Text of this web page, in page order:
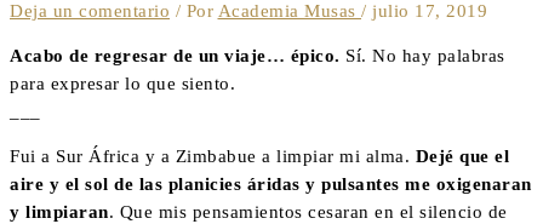
Deja un comentario / Por Academia Musas / julio 17, 2019
Acabo de regresar de un viaje… épico. Sí. No hay palabras
para expresar lo que siento.
Fui a Sur África y a Zimbabue a limpiar mi alma. Dejé que el
aire y el sol de las planicies áridas y pulsantes me oxigenaran
y limpiaran. Que mis pensamientos cesaran en el silencio de